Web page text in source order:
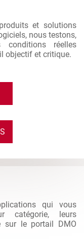
et solutions
nous testons,
réelles
objectif et critique.
qui vous
catégorie, leurs
sur le portail DMO